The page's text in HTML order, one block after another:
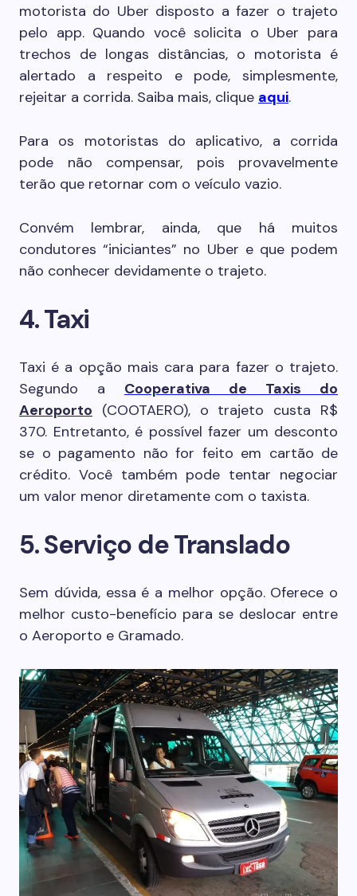
motorista do Uber disposto a fazer o trajeto
pelo app. Quando você solicita o Uber para
trechos de longas distâncias, o motorista é
alertado a respeito e pode, simplesmente,
rejeitar a corrida. Saiba mais, clique aqui.
Para os motoristas do aplicativo, a corrida
pode não compensar, pois provavelmente
terão que retornar com o veículo vazio.
Convém lembrar, ainda, que há muitos
condutores “iniciantes” no Uber e que podem
não conhecer devidamente o trajeto.
4. Taxi
Taxi é a opção mais cara para fazer o trajeto.
Segundo a Cooperativa de Taxis do
Aeroporto (COOTAERO), o trajeto custa R$
370. Entretanto, é possível fazer um desconto
se o pagamento não for feito em cartão de
crédito. Você também pode tentar negociar
um valor menor diretamente com o taxista.
5. Serviço de Translado
Sem dúvida, essa é a melhor opção. Oferece o
melhor custo-benefício para se deslocar entre
o Aeroporto e Gramado.